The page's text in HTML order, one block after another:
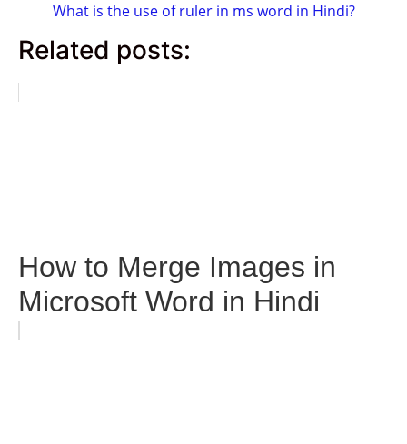
What is the use of ruler in ms word in Hindi?
Related posts:
How to Merge Images in
Microsoft Word in Hindi